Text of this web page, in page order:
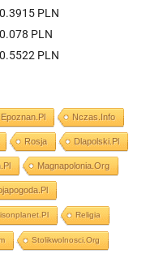
0.3915 PLN
0.078 PLN
0.5522 PLN
Epoznan.pl Nczas.info
Rosja Dlapolski.pl
Magnapolonia.org
Religia
Stolikwolnosci.org